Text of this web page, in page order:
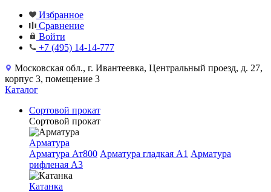
Избранное
Сравнение
Войти
+7 (495) 14-14-777
Московская обл., г. Ивантеевка, Центральный проезд, д. 27,
корпус 3, помещение 3
Каталог
Сортовой прокат
Сортовой прокат
Арматура
Арматура Ат800 Арматура гладкая A1 Арматура
рифленая A3
Катанка